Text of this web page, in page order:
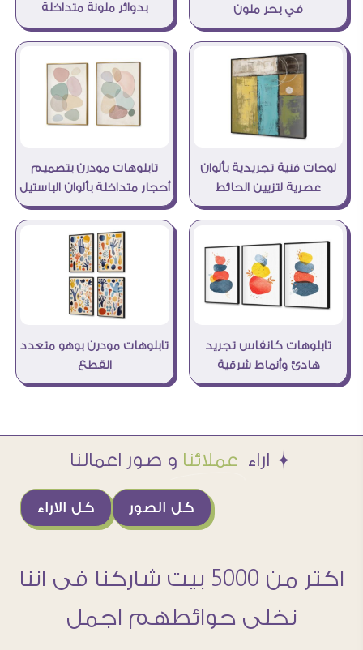
في بحر ملون
بدوائر ملونة متداخلة
لوحات فنية تجريدية بألوان
عصرية لتزيين الحائط
تابلوهات مودرن بتصميم
أحجار متداخلة بألوان الباستيل
تابلوهات كانفاس تجريد
هادئ وأنماط شرقية
تابلوهات مودرن بوهو متعدد
القطع
Æ اراء عملائنا و صور اعمالنا
كل الاراء كل الصور
اكتر من 5000 بيت شاركنا فى اننا
نخلى حوائطهم اجمل